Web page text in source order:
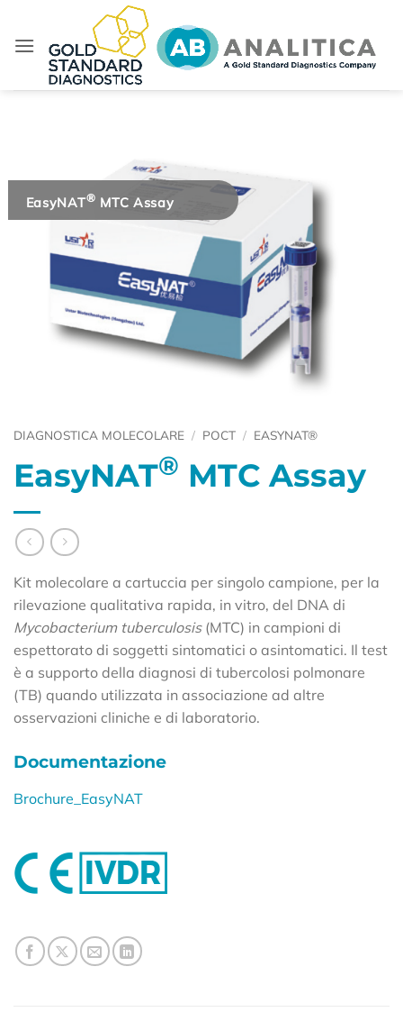
contenuti
EasyNAT® MTC Assay
DIAGNOSTICA MOLECOLARE / POCT / EASYNAT®
EasyNAT® MTC Assay
Kit molecolare a cartuccia per singolo campione, per la
rilevazione qualitativa rapida, in vitro, del DNA di
Mycobacterium tuberculosis(MTC) in campioni di
espettorato di soggetti sintomatici o asintomatici. Il test
è a supporto della diagnosi di tubercolosi polmonare
(TB) quando utilizzata in associazione ad altre
osservazioni cliniche e di laboratorio.
Documentazione
Brochure_EasyNAT